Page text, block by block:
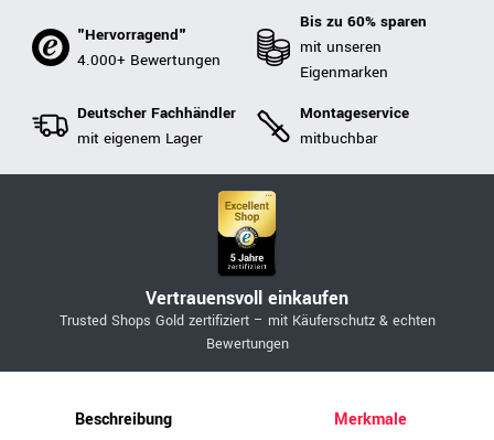
"Hervorragend"
4.000+ Bewertungen
Bis zu 60% sparen
mit unseren
Eigenmarken
Deutscher Fachhändler
mit eigenem Lager
Montageservice
mitbuchbar
Vertrauensvoll einkaufen
Trusted Shops Gold zertifiziert – mit Käuferschutz & echten
Bewertungen
Beschreibung Merkmale